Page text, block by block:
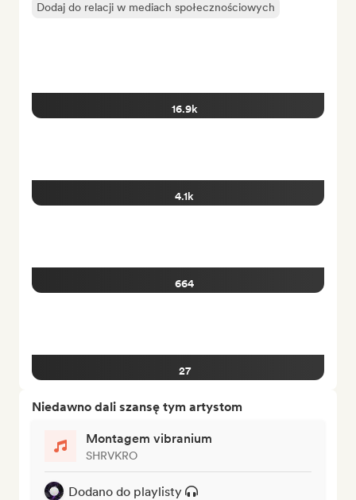
Dodaj do relacji w mediach społecznościowych
16.9k
4.1k
664
27
Niedawno dali szansę tym artystom
Montagem vibranium
SHRVKRO
Dodano do playlisty